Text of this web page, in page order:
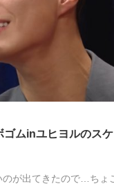
ゴムinユヒヨルのス
が出てきたので…ちょ